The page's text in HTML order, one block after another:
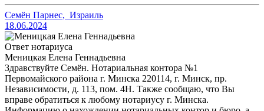
Семён Парнес, Израиль
18.06.2024
Ответ нотариуса
Меницкая Елена Геннадьевна
Здравствуйте Семён. Нотариальная контора №1
Первомайского района г. Минска 220114, г. Минск, пр.
Независимости, д. 113, пом. 4Н. Также сообщаю, что Вы
вправе обратиться к любому нотариусу г. Минска.